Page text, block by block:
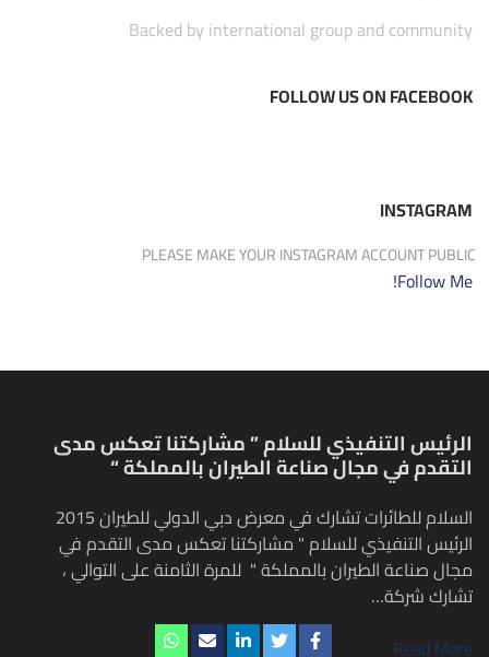
Backed by international group and community
FOLLOW US ON FACEBOOK
INSTAGRAM
PLEASE MAKE YOUR INSTAGRAM ACCOUNT PUBLIC
Follow Me!
الرئيس التنفيذي للسلام ” مشاركتنا تعكس مدى
التقدم في مجال صناعة الطيران بالمملكة “
السلام للطائرات تشارك في معرض دبي الدولي للطيران 2015
الرئيس التنفيذي للسلام " مشاركتنا تعكس مدى التقدم في
مجال صناعة الطيران بالمملكة " للمرة الثامنة على التوالي ،
تشارك شركة…
Read More